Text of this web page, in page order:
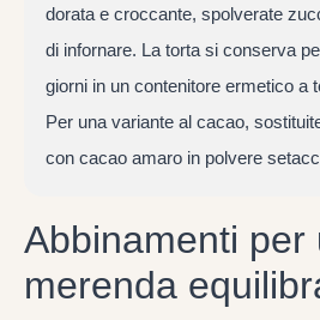
dorata e croccante, spolverate
di infornare. La torta si conserva
giorni in un contenitore ermetico a
Per una variante al cacao,
con cacao amaro in polvere
Abbinamenti per
merenda